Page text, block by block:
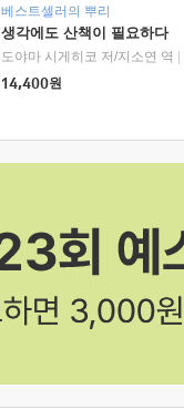
베스트셀러의 뿌리
생각에도 산책이 필요하다
도야마 시게히코 저/지소연 역
14,400원